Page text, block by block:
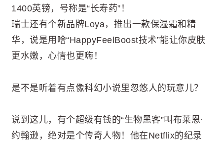
1400英镑，号称是“长寿药”！
瑞士还有个新品牌Loya，推出一款保湿霜和精
华，说是用啥“HappyFeelBoost技术”能让你皮肤
更水嫩，心情也更嗨！
是不是听着有点像科幻小说里忽悠人的玩意儿？
说到这儿，有个超级有钱的“生物黑客”叫布莱恩·
约翰逊，绝对是个传奇人物！他在Netflix的纪录